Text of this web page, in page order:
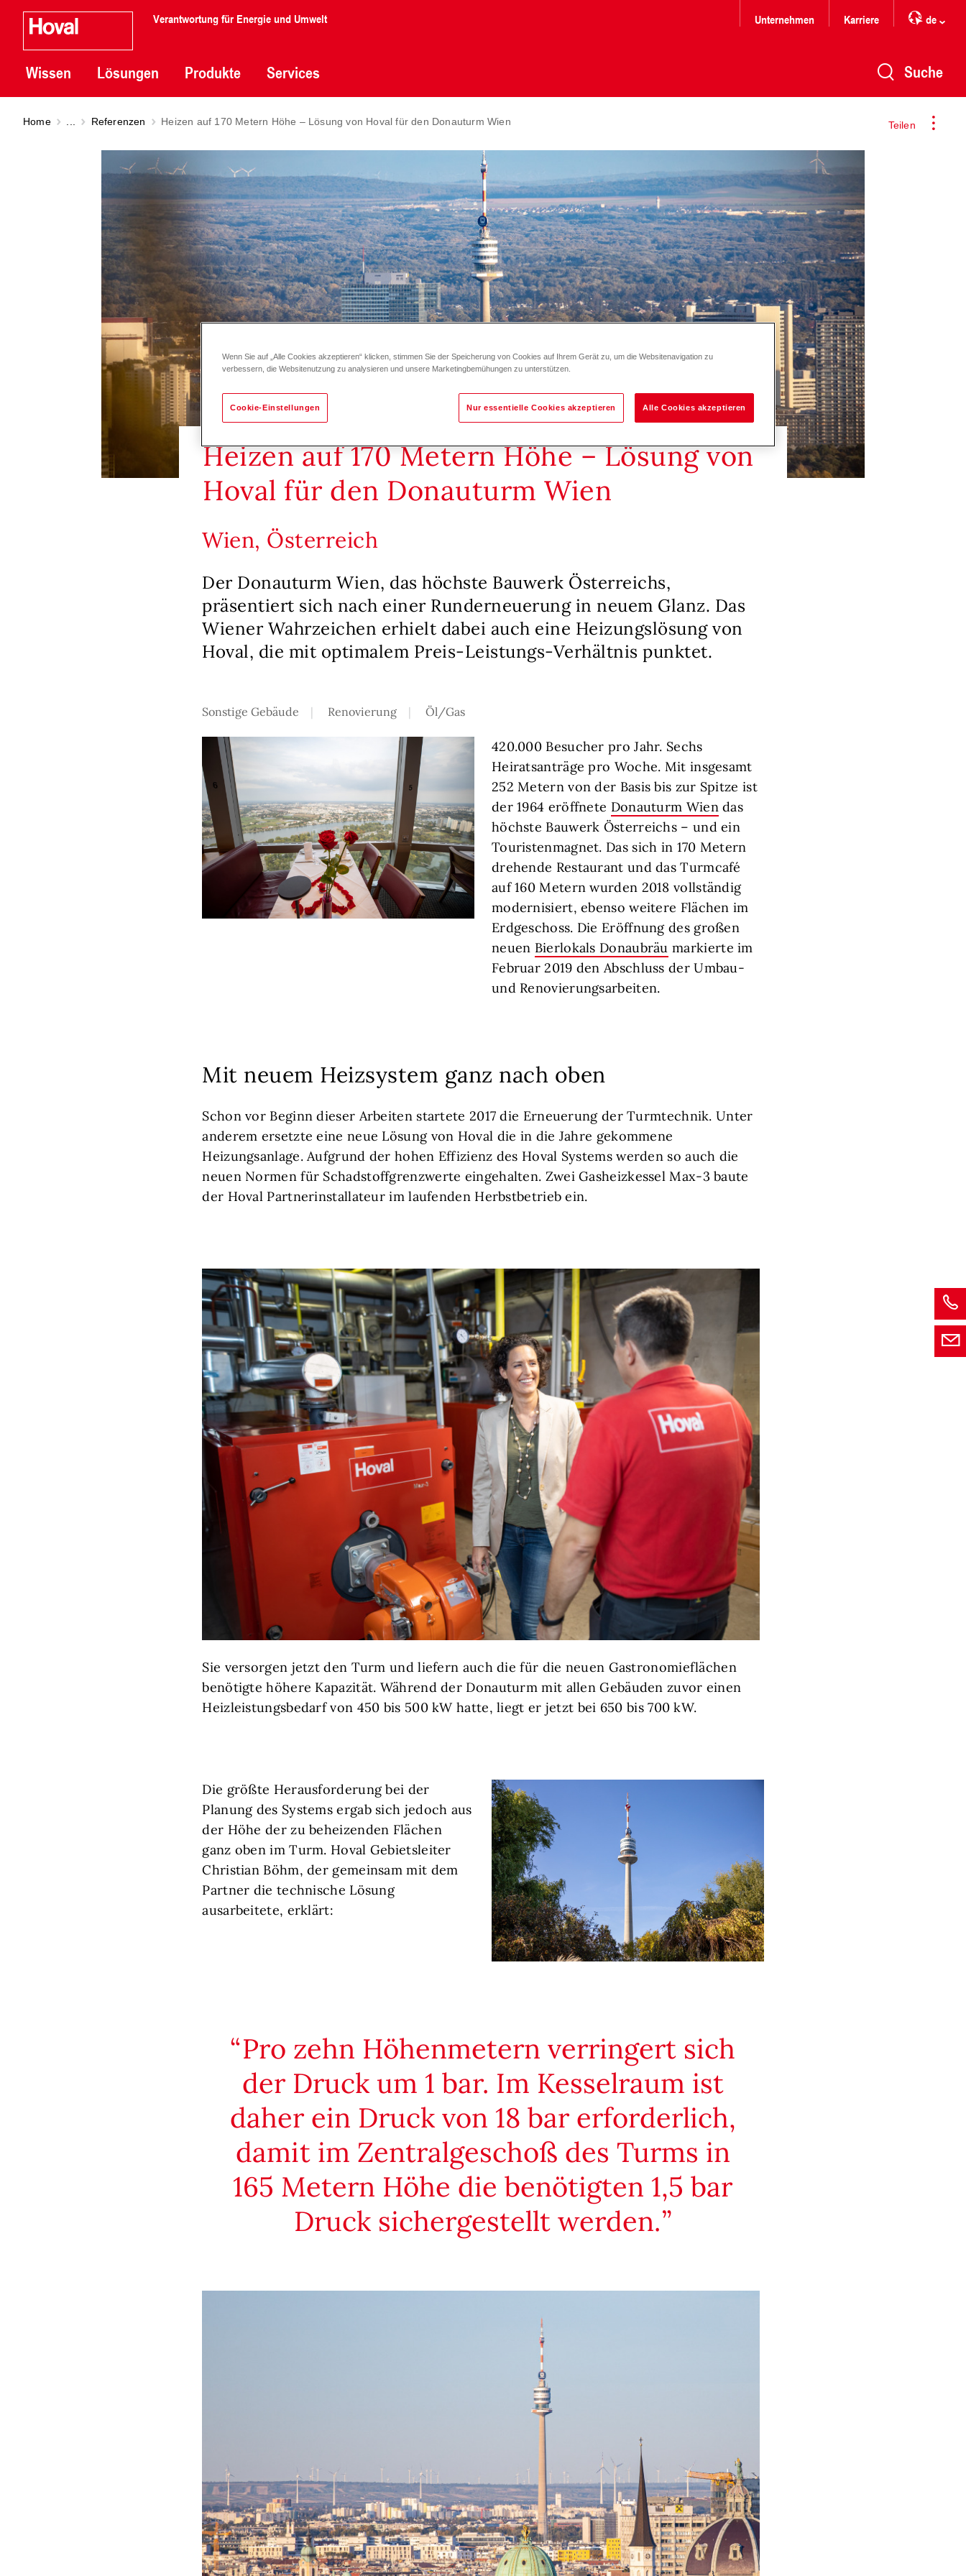
Verantwortung für Energie und Umwelt
Wissen Lösungen Produkte Services
Unternehmen Karriere de
Suche
Teilen
Home Referenzen Heizen auf 170 Metern Höhe – Lösung von Hoval für den Donauturm Wien
Heizen auf 170 Metern Höhe – Lösung von
Hoval für den Donauturm Wien
Wien, Österreich
Der Donauturm Wien, das höchste Bauwerk Österreichs,
präsentiert sich nach einer Runderneuerung in neuem Glanz. Das
Wiener Wahrzeichen erhielt dabei auch eine Heizungslösung von
Hoval, die mit optimalem Preis-Leistungs-Verhältnis punktet.
Sonstige Gebäude Renovierung Öl/Gas
420.000 Besucher pro Jahr. Sechs
Heiratsanträge pro Woche. Mit insgesamt
252 Metern von der Basis bis zur Spitze ist
der 1964 eröffnete Donauturm Wiendas
höchste Bauwerk Österreichs – und ein
Touristenmagnet. Das sich in 170 Metern
drehende Restaurant und das Turmcafé
auf 160 Metern wurden 2018 vollständig
modernisiert, ebenso weitere Flächen im
Erdgeschoss. Die Eröffnung des großen
neuen Bierlokals Donaubräu markierte im
Februar 2019 den Abschluss der Umbau-
und Renovierungsarbeiten.
Mit neuem Heizsystem ganz nach oben
Schon vor Beginn dieser Arbeiten startete 2017 die Erneuerung der Turmtechnik. Unter
anderem ersetzte eine neue Lösung von Hoval die in die Jahre gekommene
Heizungsanlage. Aufgrund der hohen Effizienz des Hoval Systems werden so auch die
neuen Normen für Schadstoffgrenzwerte eingehalten. Zwei Gasheizkessel Max-3 baute
der Hoval Partnerinstallateur im laufenden Herbstbetrieb ein.
Sie versorgen jetzt den Turm und liefern auch die für die neuen Gastronomieflächen
benötigte höhere Kapazität. Während der Donauturm mit allen Gebäuden zuvor einen
Heizleistungsbedarf von 450 bis 500 kW hatte, liegt er jetzt bei 650 bis 700 kW.
Die größte Herausforderung bei der
Planung des Systems ergab sich jedoch aus
der Höhe der zu beheizenden Flächen
ganz oben im Turm. Hoval Gebietsleiter
Christian Böhm, der gemeinsam mit dem
Partner die technische Lösung
ausarbeitete, erklärt:
Pro zehn Höhenmetern verringert sich
der Druck um 1 bar. Im Kesselraum ist
daher ein Druck von 18 bar erforderlich,
damit im Zentralgeschoß des Turms in
165 Metern Höhe die benötigten 1,5 bar
Druck sichergestellt werden.
Wenn Sie auf „Alle Cookies akzeptieren“ klicken, stimmen Sie der Speicherung von Cookies auf Ihrem Gerät zu, um die Websitenavigation zu
verbessern, die Websitenutzung zu analysieren und unsere Marketingbemühungen zu unterstützen.
Cookie-Einstellungen Nur essentielle Cookies akzeptieren Alle Cookies akzeptieren